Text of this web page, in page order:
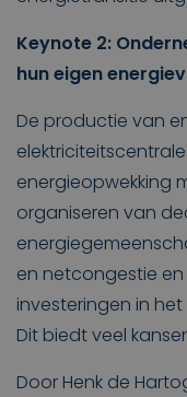
Keynote 2:
hun eigen
De productie van
energieopwekking
organiseren van
en netcongestie
investeringen in
Dit biedt veel
Door Henk de